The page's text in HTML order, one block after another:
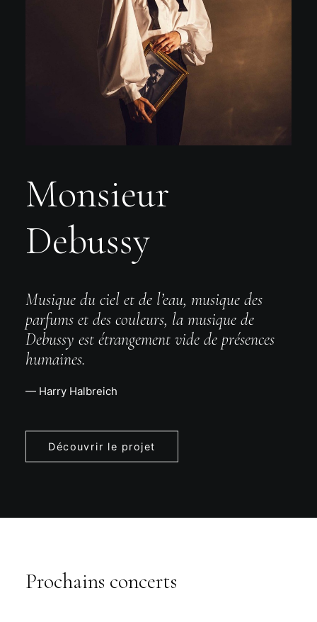
Monsieur
Debussy
Musique du ciel et de l’eau, musique des
parfums et des couleurs, la musique de
Debussy est étrangement vide de présences
humaines.
— Harry Halbreich
Découvrir le projet
Prochains concerts